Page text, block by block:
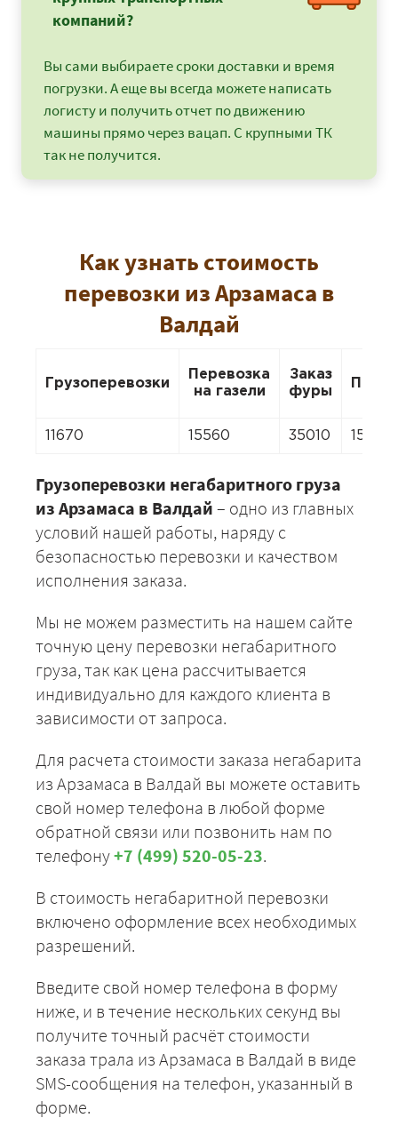
компаний?
Вы сами выбираете сроки доставки и время
погрузки. А еще вы всегда можете написать
логисту и получить отчет по движению
машины прямо через вацап. С крупными ТК
так не получится.
Как узнать стоимость
перевозки из Арзамаса в
Валдай
Грузоперевозки
Перевозка
на газели
Заказ
фуры
11670 15560 35010 15560
Грузоперевозки негабаритного груза
из Арзамаса в Валдай – одно из главных
условий нашей работы, наряду с
безопасностью перевозки и качеством
исполнения заказа.
Мы не можем разместить на нашем сайте
точную цену перевозки негабаритного
груза, так как цена рассчитывается
индивидуально для каждого клиента в
зависимости от запроса.
Для расчета стоимости заказа негабарита
из Арзамаса в Валдай вы можете оставить
свой номер телефона в любой форме
обратной связи или позвонить нам по
телефону+7 (499) 520-05-23.
В стоимость негабаритной перевозки
включено оформление всех необходимых
разрешений.
Введите свой номер телефона в форму
ниже, и в течение нескольких секунд вы
получите точный расчёт стоимости
заказа трала из Арзамаса в Валдай в виде
SMS-сообщения на телефон, указанный в
форме.